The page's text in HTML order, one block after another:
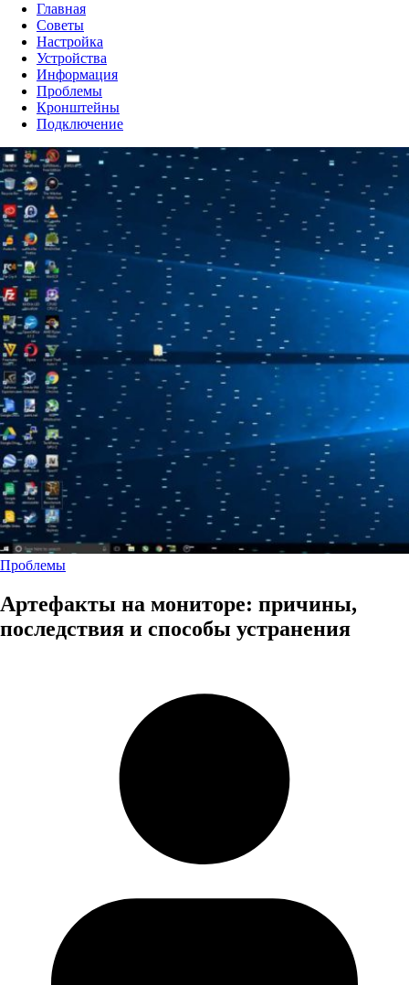
Главная
Советы
Настройка
Устройства
Информация
Проблемы
Кронштейны
Подключение
Проблемы
Артефакты на мониторе: причины,
последствия и способы устранения